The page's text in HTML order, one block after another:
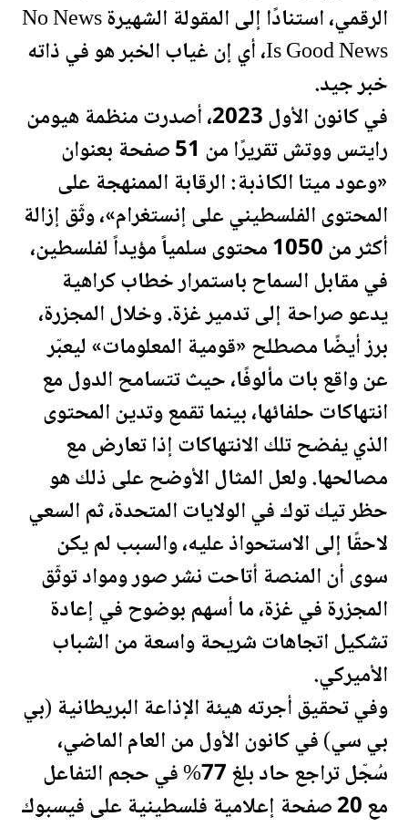
الرقمي، استنادًا إلى المقولة الشهيرة No News
Is Good News، أي إن غياب الخبر هو في ذاته
خبر جيد.
في كانون الأول 2023، أصدرت منظمة هيومن
رايتس ووتش تقريرًا من 51 صفحة بعنوان
«وعود ميتا الكاذبة: الرقابة الممنهجة على
المحتوى الفلسطيني على إنستغرام»، وثّق إزالة
أكثر من 1050 محتوى سلمياً مؤيداً ل
فلسطين،
في مقابل السماح باستمرار خطاب كراهية
يدعو صراحة إلى تدمير غزة. وخلال المجزرة،
برز أيضًا مصطلح «قومية المعلومات» ليعبّر
عن واقع بات مألوفًا، حيث تتسامح الدول مع
انتهاكات حلفائها، بينما تقمع وتدين المحتوى
الذي يفضح تلك الانتهاكات إذا تعارض مع
مصالحها. ولعل المثال الأوضح على ذلك هو
حظر تيك توك فيالولايات المتحدة، ثم السعي
لاحقًا إلى الاستحواذ عليه، والسبب لم يكن
سوى أن المنصة أتاحت نشر صور ومواد توثّق
المجزرة في غزة، ما أسهم بوضوح في إعادة
تشكيل اتجاهات شريحة واسعة من الشباب
الأميركي.
وفي تحقيق أجرته هيئة الإذاعة البريطانية (بي
بي سي) في كانون الأول من العام الماضي،
سُجّل تراجع حاد بلغ 77% في حجم التفاعل
مع 20 صفحة إعلامية
فلسطينية على فيسبوك